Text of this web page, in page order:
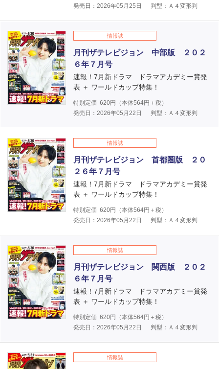
発売日：2026年05月25日
判型：Ａ４変形判
情報誌
月刊ザテレビジョン 中部版 ２０２
６年７月号
速報！7月新ドラマ ドラマアカデミー賞発
表 ＋ ワールドカップ特集！
特別定価 620円（本体564円＋税）
発売日：2026年05月22日
判型：Ａ４変形判
情報誌
月刊ザテレビジョン 首都圏版 ２０
２６年７月号
速報！7月新ドラマ ドラマアカデミー賞発
表 ＋ ワールドカップ特集！
特別定価 620円（本体564円＋税）
発売日：2026年05月22日
判型：Ａ４変形判
情報誌
月刊ザテレビジョン 関西版 ２０２
６年７月号
速報！7月新ドラマ ドラマアカデミー賞発
表 ＋ ワールドカップ特集！
特別定価 620円（本体564円＋税）
発売日：2026年05月22日
判型：Ａ４変形判
情報誌